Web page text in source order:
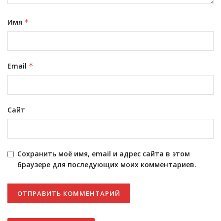
Имя *
Email *
Сайт
Сохранить моё имя, email и адрес сайта в этом
браузере для последующих моих комментариев.